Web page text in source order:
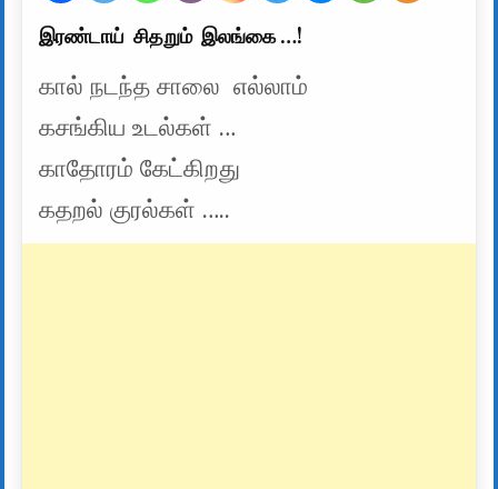
இரண்டாய் சிதறும் இலங்கை …!
கால் நடந்த சாலை எல்லாம்
கசங்கிய உடல்கள் …
காதோரம் கேட்கிறது
கதறல் குரல்கள் …..